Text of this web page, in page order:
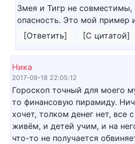
Змея и Тигр не совместимы,
опасность. Это мой пример
[Ответить]
[С цитатой]
Ника
2017-09-18 22:05:12
Гороскоп точный для моего
то финансовую пирамиду.
хочет, толком денег нет, все
живём, и детей учим, и на
что-то не получается